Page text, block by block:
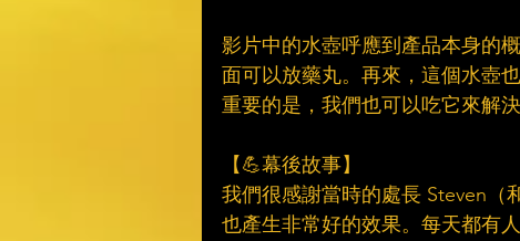
影片中的水壺呼應到產品本身的
面可以放藥丸。再來，這個水壺
重要的是，我們也可以吃它來解決
【💪幕後故事】​
我們很感謝當時的處長 Steven（
也產生非常好的效果。每天都有